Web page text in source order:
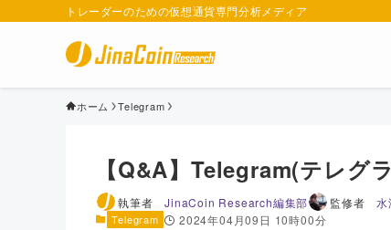
トレーダーのための仮想通貨専門分析メディア
ホーム Telegram
【Q&A】Telegram(テレグ
Telegram 2024年04月09日 10時00分
執筆者JinaCoin Research編集部 監修者